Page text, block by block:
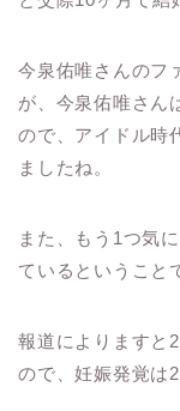
今泉佑唯さんのフ
が、今泉佑唯さん
ので、アイドル時
ましたね。
また、もう1つ気
ているということ
報道によりますと
ので、妊娠発覚は